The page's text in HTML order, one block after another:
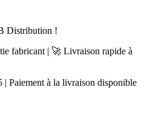
Distribution !
fabricant | 🚀 Livraison rapide à
Paiement à la livraison disponible